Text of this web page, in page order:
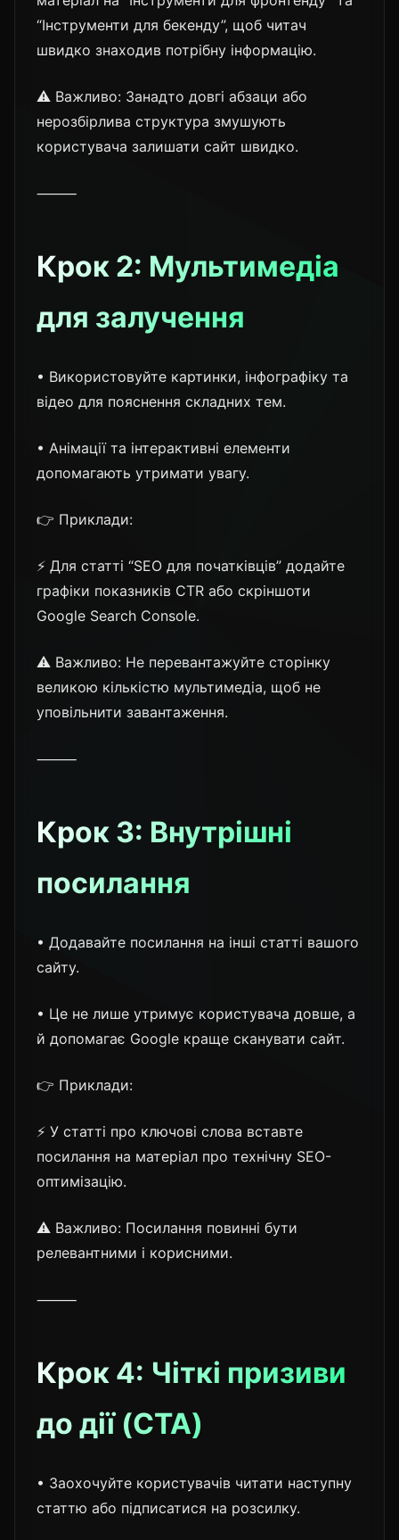
“Інструменти для бекенду”, щоб читач
швидко знаходив потрібну інформацію.
⚠️ Важливо: Занадто довгі абзаци або
нерозбірлива структура змушують
користувача залишати сайт швидко.
⸻
Крок 2: Мультимедіа
для залучення
• Використовуйте картинки, інфографіку та
відео для пояснення складних тем.
• Анімації та інтерактивні елементи
допомагають утримати увагу.
👉 Приклади:
⚡ Для статті “SEO для початківців” додайте
графіки показників CTR або скріншоти
Google Search Console.
⚠️ Важливо: Не перевантажуйте сторінку
великою кількістю мультимедіа, щоб не
уповільнити завантаження.
⸻
Крок 3: Внутрішні
посилання
• Додавайте посилання на інші статті вашого
сайту.
• Це не лише утримує користувача довше, а
й допомагає Google краще сканувати сайт.
👉 Приклади:
⚡ У статті про ключові слова вставте
посилання на матеріал про технічну SEO-
оптимізацію.
⚠️ Важливо: Посилання повинні бути
релевантними і корисними.
⸻
Крок 4: Чіткі призиви
до дії (CTA)
• Заохочуйте користувачів читати наступну
статтю або підписатися на розсилку.